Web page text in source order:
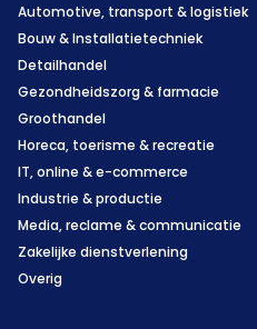
Automotive, transport & logistiek
Bouw & Installatietechniek
Detailhandel
Gezondheidszorg & farmacie
Groothandel
Horeca, toerisme & recreatie
IT, online & e-commerce
Industrie & productie
Media, reclame & communicatie
Zakelijke dienstverlening
Overig